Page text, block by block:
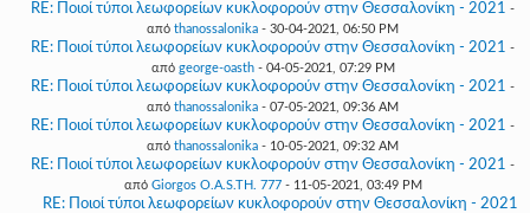
RE: Ποιοί τύποι λεωφορείων κυκλοφορούν στην Θεσσαλονίκη - 2021 -
από thanossalonika - 30-04-2021, 06:50 PM
RE: Ποιοί τύποι λεωφορείων κυκλοφορούν στην Θεσσαλονίκη - 2021 -
από george-oasth- 04-05-2021, 07:29 PM
RE: Ποιοί τύποι λεωφορείων κυκλοφορούν στην Θεσσαλονίκη - 2021 -
από thanossalonika - 07-05-2021, 09:36 AM
RE: Ποιοί τύποι λεωφορείων κυκλοφορούν στην Θεσσαλονίκη - 2021 -
από thanossalonika - 10-05-2021, 09:32 AM
RE: Ποιοί τύποι λεωφορείων κυκλοφορούν στην Θεσσαλονίκη - 2021 -
από Giorgos O.A.S.TH. 777- 11-05-2021, 03:49 PM
RE: Ποιοί τύποι λεωφορείων κυκλοφορούν στην Θεσσαλονίκη - 2021